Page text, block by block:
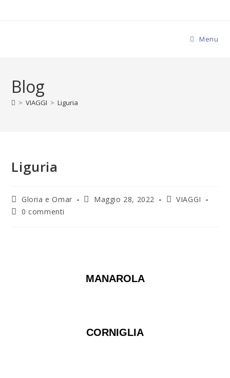
Menu
Blog
> VIAGGI > Liguria
Liguria
Gloria e Omar Maggio 28, 2022
VIAGGI
0 commenti
MANAROLA
CORNIGLIA